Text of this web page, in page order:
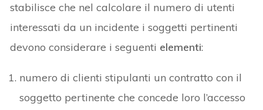
stabilisce che nel calcolare il numero di utenti
interessati da un incidente i soggetti pertinenti
devono considerare i seguenti elementi:
numero di clienti stipulanti un contratto con il
soggetto pertinente che concede loro l’accesso